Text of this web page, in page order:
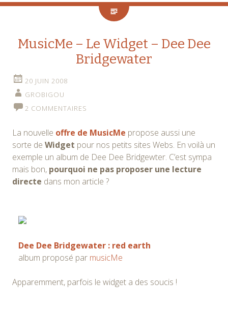
MusicMe – Le Widget – Dee Dee
Bridgewater
20 JUIN 2008
GROBIGOU
2 COMMENTAIRES
La nouvelle offre de MusicMe propose aussi une
sorte de Widget pour nos petits sites Webs. En voilà un
exemple un album de Dee Dee Bridgewter. C’est sympa
mais bon, pourquoi ne pas proposer une lecture
directe dans mon article ?
Dee Dee Bridgewater : red earth
album proposé par musicMe
Apparemment, parfois le widget a des soucis !